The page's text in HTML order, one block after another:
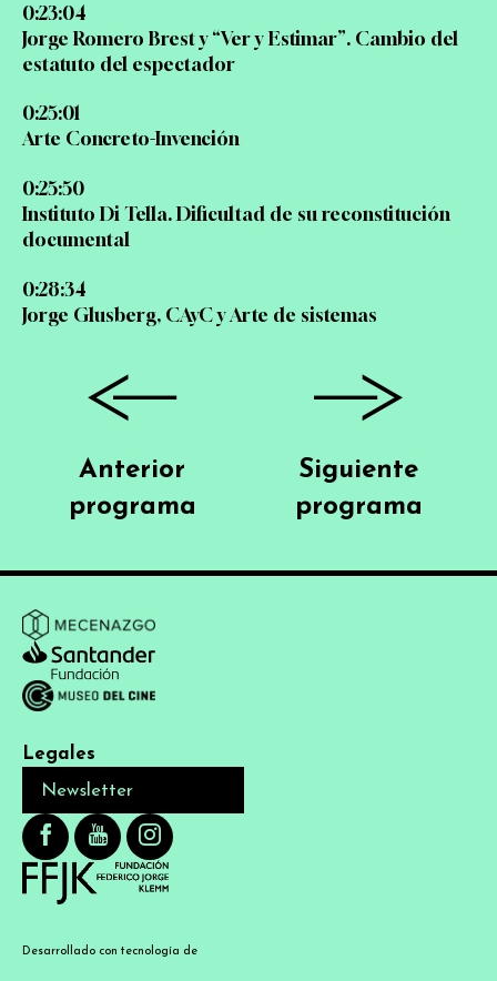
0:23:04
Jorge Romero Brest y “Ver y Estimar”. Cambio del
estatuto del espectador
0:25:01
Arte Concreto-Invención
0:25:50
Instituto Di Tella. Dificultad de su reconstitución
documental
0:28:34
Jorge Glusberg, CAyC y Arte de sistemas
Siguiente
programa
Anterior
programa
Legales
Newsletter